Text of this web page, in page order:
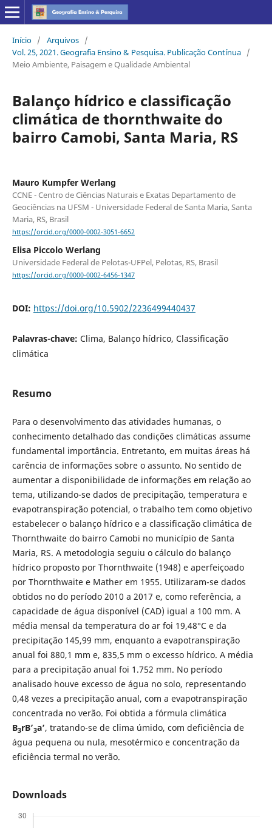
Início / Arquivos /
Vol. 25, 2021. Geografia Ensino & Pesquisa. Publicação Contínua /
Meio Ambiente, Paisagem e Qualidade Ambiental
Balanço hídrico e classificação
climática de thornthwaite do
bairro Camobi, Santa Maria, RS
Mauro Kumpfer Werlang
CCNE - Centro de Ciências Naturais e Exatas Departamento de
Geociências na UFSM - Universidade Federal de Santa Maria, Santa
Maria, RS, Brasil
https://orcid.org/0000-0002-3051-6652
Elisa Piccolo Werlang
Universidade Federal de Pelotas-UFPel, Pelotas, RS, Brasil
https://orcid.org/0000-0002-6456-1347
DOI: https://doi.org/10.5902/2236499440437
Palavras-chave: Clima, Balanço hídrico, Classificação
climática
Resumo
Para o desenvolvimento das atividades humanas, o
conhecimento detalhado das condições climáticas assume
fundamental importância. Entretanto, em muitas áreas há
carência de informações sobre o assunto. No sentido de
aumentar a disponibilidade de informações em relação ao
tema, utilizando-se dados de precipitação, temperatura e
evapotranspiração potencial, o trabalho tem como objetivo
estabelecer o balanço hídrico e a classificação climática de
Thornthwaite do bairro Camobi no município de Santa
Maria, RS. A metodologia seguiu o cálculo do balanço
hídrico proposto por Thornthwaite (1948) e aperfeiçoado
por Thornthwaite e Mather em 1955. Utilizaram-se dados
obtidos no do período 2010 a 2017 e, como referência, a
capacidade de água disponível (CAD) igual a 100 mm. A
média mensal da temperatura do ar foi 19,48°C e da
precipitação 145,99 mm, enquanto a evapotranspiração
anual foi 880,1 mm e, 835,5 mm o excesso hídrico. A média
para a precipitação anual foi 1.752 mm. No período
analisado houve excesso de água no solo, representando
0,48 vezes a precipitação anual, com a evapotranspiração
concentrada no verão. Foi obtida a fórmula climática
B3rB’3a’, tratando-se de clima úmido, com deficiência de
água pequena ou nula, mesotérmico e concentração da
eficiência termal no verão.
Downloads